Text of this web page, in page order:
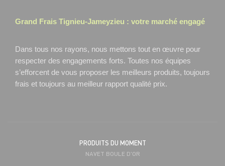
Grand Frais Tignieu-Jameyzieu : votre marché engagé
Dans tous nos rayons, nous mettons tout en œuvre pour
respecter des engagements forts. Toutes nos équipes
s’efforcent de vous proposer les meilleurs produits, toujours
frais et toujours au meilleur rapport qualité prix.
PRODUITS DU MOMENT
NAVET BOULE D'OR